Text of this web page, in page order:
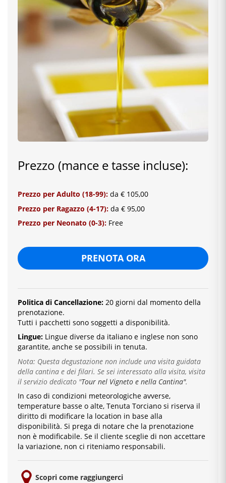
Prezzo (mance e tasse incluse):
Prezzo per Adulto (18-99): da € 105,00
Prezzo per Ragazzo (4-17): da € 95,00
Prezzo per Neonato (0-3): Free
PRENOTA ORA
Politica di Cancellazione: 20 giorni dal momento della
prenotazione.
Tutti i pacchetti sono soggetti a disponibilità.
Lingue: Lingue diverse da italiano e inglese non sono
garantite, anche se possibili in tenuta.
Nota: Questa degustazione non include una visita guidata
della cantina e dei filari. Se sei interessato alla visita, visita
il servizio dedicato "Tour nel Vigneto e nella Cantina".
In caso di condizioni meteorologiche avverse,
temperature basse o alte, Tenuta Torciano si riserva il
diritto di modificare la location in base alla
disponibilità. Si prega di notare che la prenotazione
non è modificabile. Se il cliente sceglie di non accettare
la variazione, non ci riteniamo responsabili.
Scopri come raggiungerci